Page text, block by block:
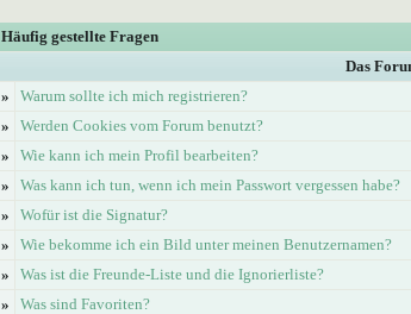
Häufig gestellte Fragen
Das
»
Warum sollte ich mich registrieren?
»
Werden Cookies vom Forum benutzt?
»
Wie kann ich mein Profil bearbeiten?
»
Was kann ich tun, wenn ich mein Passwort vergessen habe?
»
Wofür ist die Signatur?
»
Wie bekomme ich ein Bild unter meinen Benutzernamen?
»
Was ist die Freunde-Liste und die Ignorierliste?
»
Was sind Favoriten?